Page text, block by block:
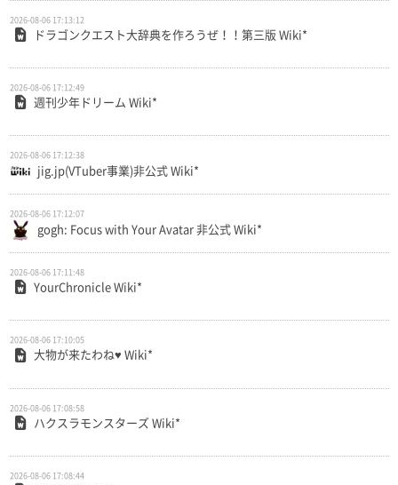
2026-08-06 17:13:12
ドラゴンクエスト大辞典を作ろうぜ！！第三版 Wiki*
2026-08-06 17:12:49
週刊少年ドリーム Wiki*
2026-08-06 17:12:38
jig.jp(VTuber事業)非公式 Wiki*
2026-08-06 17:12:07
gogh: Focus with Your Avatar 非公式 Wiki*
2026-08-06 17:11:48
YourChronicle Wiki*
2026-08-06 17:10:05
大物が来たわね♥ Wiki*
2026-08-06 17:08:58
ハクスラモンスターズ Wiki*
2026-08-06 17:08:44